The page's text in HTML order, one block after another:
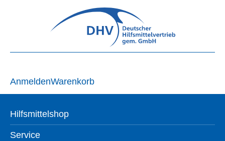
AnmeldenWarenkorb
Hilfsmittelshop
Service